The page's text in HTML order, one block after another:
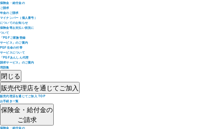
保険金・給付金の
ご請求
年金のご請求
マイナンバー（個人番号）
についてのお知らせ
保険金等お支払い状況に
ついて
「PGFご家族登録
サービス」のご案内
PGF生命の付帯
サービスについて
「PGFあんしん代理
請求サービス」のご案内
用語集
閉じる
販売代理店を通じてご加入
販売代理店を通じてご加入 TOP
お手続き一覧
保険金・給付金の
ご請求
保険金・給付金の